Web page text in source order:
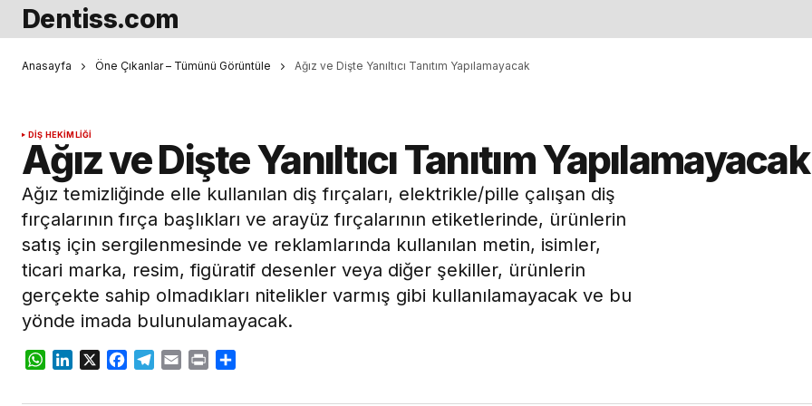
Dentiss.com
Anasayfa Öne Çıkanlar – Tümünü Görüntüle Ağız ve Dişte Yanıltıcı Tanıtım Yapılamayacak
DIŞ HEKIMLIĞI
Ağız ve Dişte Yanıltıcı Tanıtım Yapılamayacak
Ağız temizliğinde elle kullanılan diş fırçaları, elektrikle/pille çalışan diş
fırçalarının fırça başlıkları ve arayüz fırçalarının etiketlerinde, ürünlerin
satış için sergilenmesinde ve reklamlarında kullanılan metin, isimler,
ticari marka, resim, figüratif desenler veya diğer şekiller, ürünlerin
gerçekte sahip olmadıkları nitelikler varmış gibi kullanılamayacak ve bu
yönde imada bulunulamayacak.
WhatsApp
LinkedIn
X Facebook
Telegram
Email Print